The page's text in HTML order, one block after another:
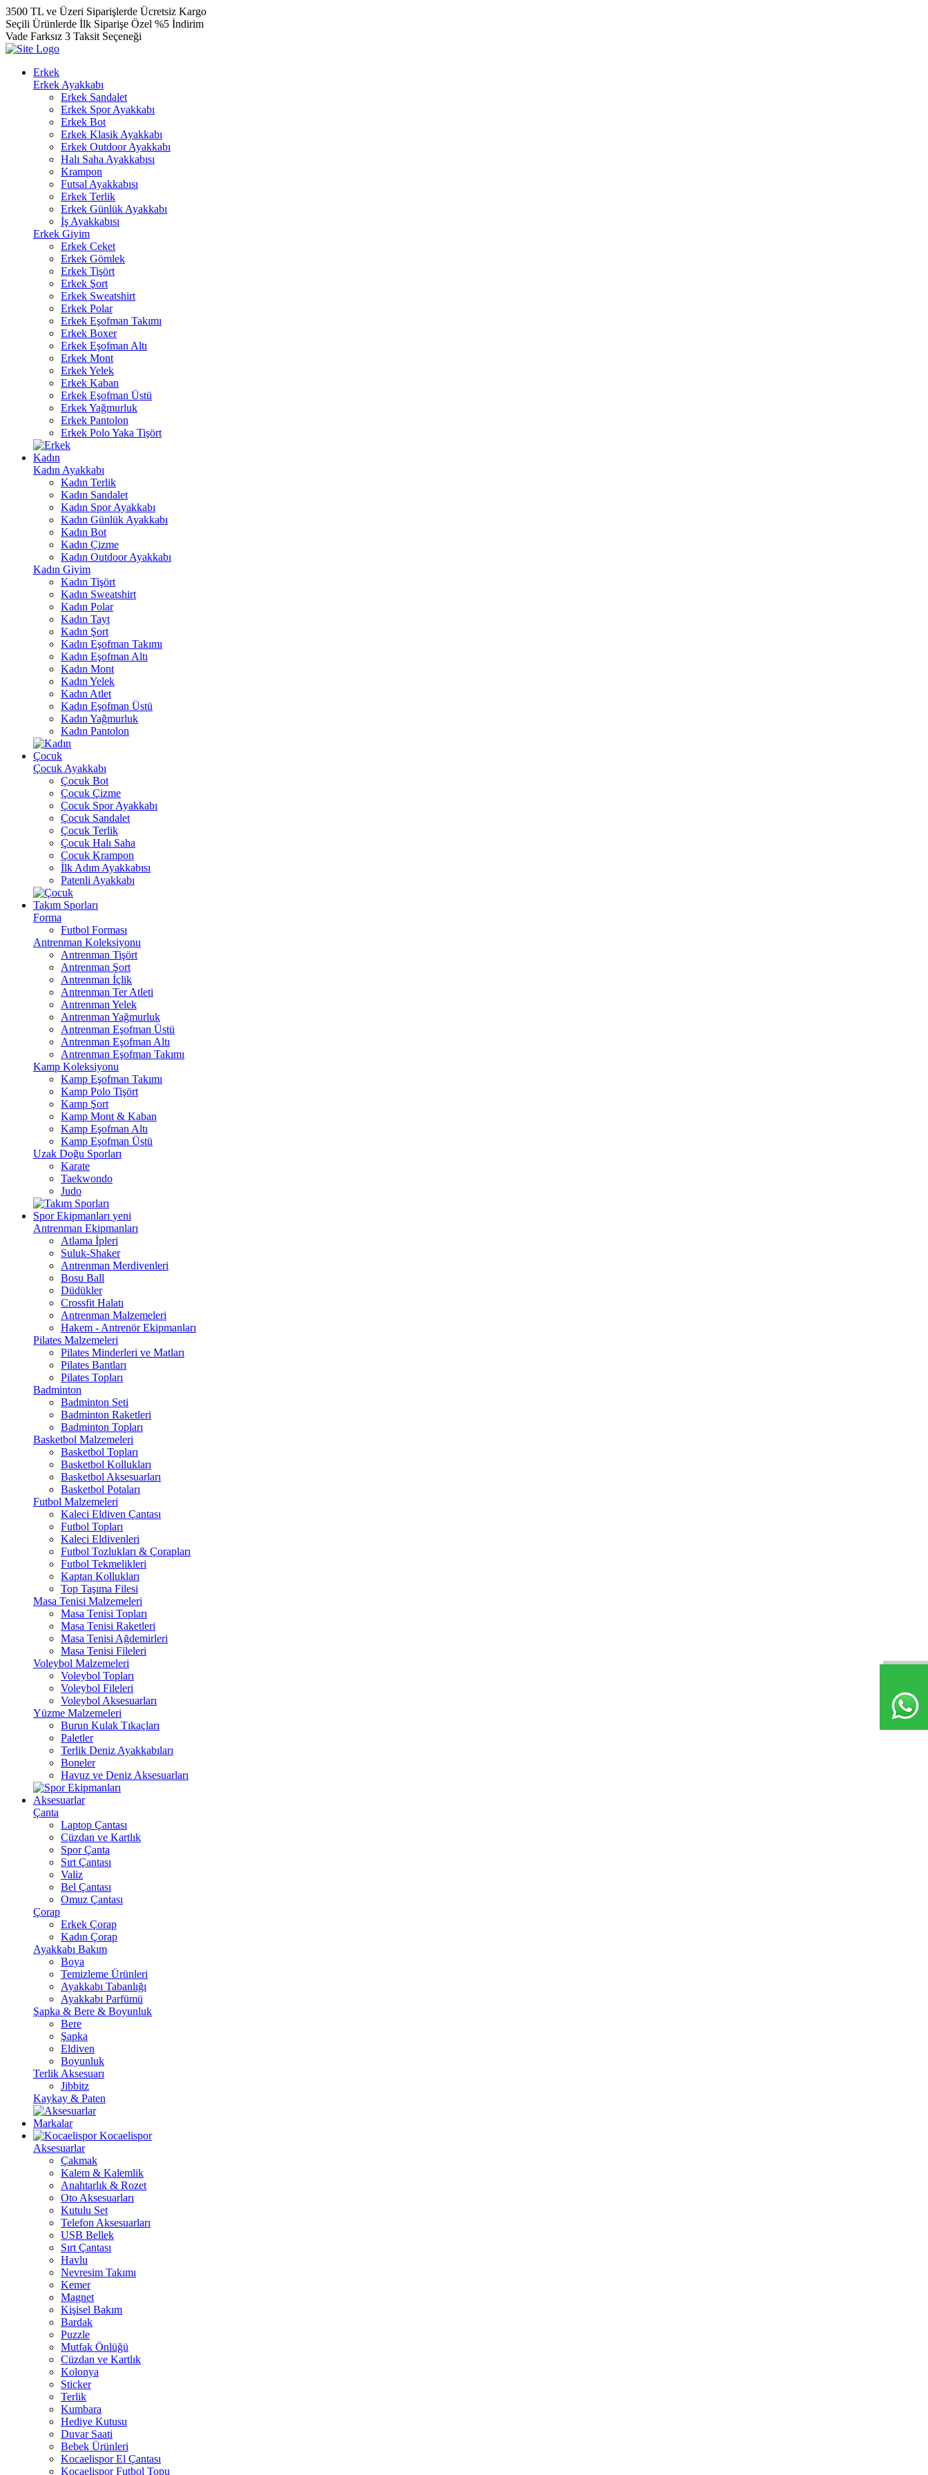
3500 TL ve Üzeri Siparişlerde Ücretsiz Kargo
Seçili Ürünlerde İlk Siparişe Özel %5 İndirim
Vade Farksız 3 Taksit Seçeneği
Erkek
Erkek Ayakkabı
Erkek Sandalet
Erkek Spor Ayakkabı
Erkek Bot
Erkek Klasik Ayakkabı
Erkek Outdoor Ayakkabı
Halı Saha Ayakkabısı
Krampon
Futsal Ayakkabısı
Erkek Terlik
Erkek Günlük Ayakkabı
İş Ayakkabısı
Erkek Giyim
Erkek Ceket
Erkek Gömlek
Erkek Tişört
Erkek Şort
Erkek Sweatshirt
Erkek Polar
Erkek Eşofman Takımı
Erkek Boxer
Erkek Eşofman Altı
Erkek Mont
Erkek Yelek
Erkek Kaban
Erkek Eşofman Üstü
Erkek Yağmurluk
Erkek Pantolon
Erkek Polo Yaka Tişört
Kadın
Kadın Ayakkabı
Kadın Terlik
Kadın Sandalet
Kadın Spor Ayakkabı
Kadın Günlük Ayakkabı
Kadın Bot
Kadın Çizme
Kadın Outdoor Ayakkabı
Kadın Giyim
Kadın Tişört
Kadın Sweatshirt
Kadın Polar
Kadın Tayt
Kadın Şort
Kadın Eşofman Takımı
Kadın Eşofman Altı
Kadın Mont
Kadın Yelek
Kadın Atlet
Kadın Eşofman Üstü
Kadın Yağmurluk
Kadın Pantolon
Çocuk
Çocuk Ayakkabı
Çocuk Bot
Çocuk Çizme
Çocuk Spor Ayakkabı
Çocuk Sandalet
Çocuk Terlik
Çocuk Halı Saha
Çocuk Krampon
İlk Adım Ayakkabısı
Patenli Ayakkabı
Takım Sporları
Forma
Futbol Forması
Antrenman Koleksiyonu
Antrenman Tişört
Antrenman Şort
Antrenman İçlik
Antrenman Ter Atleti
Antrenman Yelek
Antrenman Yağmurluk
Antrenman Eşofman Üstü
Antrenman Eşofman Altı
Antrenman Eşofman Takımı
Kamp Koleksiyonu
Kamp Eşofman Takımı
Kamp Polo Tişört
Kamp Şort
Kamp Mont & Kaban
Kamp Eşofman Altı
Kamp Eşofman Üstü
Uzak Doğu Sporları
Karate
Taekwondo
Judo
Spor Ekipmanları yeni
Antrenman Ekipmanları
Atlama İpleri
Suluk-Shaker
Antrenman Merdivenleri
Bosu Ball
Düdükler
Crossfit Halatı
Antrenman Malzemeleri
Hakem - Antrenör Ekipmanları
Pilates Malzemeleri
Pilates Minderleri ve Matları
Pilates Bantları
Pilates Topları
Badminton
Badminton Seti
Badminton Raketleri
Badminton Topları
Basketbol Malzemeleri
Basketbol Topları
Basketbol Kollukları
Basketbol Aksesuarları
Basketbol Potaları
Futbol Malzemeleri
Kaleci Eldiven Çantası
Futbol Topları
Kaleci Eldivenleri
Futbol Tozlukları & Çorapları
Futbol Tekmelikleri
Kaptan Kollukları
Top Taşıma Filesi
Masa Tenisi Malzemeleri
Masa Tenisi Topları
Masa Tenisi Raketleri
Masa Tenisi Ağdemirleri
Masa Tenisi Fileleri
Voleybol Malzemeleri
Voleybol Topları
Voleybol Fileleri
Voleybol Aksesuarları
Yüzme Malzemeleri
Burun Kulak Tıkaçları
Paletler
Terlik Deniz Ayakkabıları
Boneler
Havuz ve Deniz Aksesuarları
Aksesuarlar
Çanta
Laptop Çantası
Cüzdan ve Kartlık
Spor Çanta
Sırt Çantası
Valiz
Bel Çantası
Omuz Çantası
Çorap
Erkek Çorap
Kadın Çorap
Ayakkabı Bakım
Boya
Temizleme Ürünleri
Ayakkabı Tabanlığı
Ayakkabı Parfümü
Şapka & Bere & Boyunluk
Bere
Şapka
Eldiven
Boyunluk
Terlik Aksesuarı
Jibbitz
Kaykay & Paten
Markalar
Kocaelispor
Aksesuarlar
Çakmak
Kalem & Kalemlik
Anahtarlık & Rozet
Oto Aksesuarları
Kutulu Set
Telefon Aksesuarları
USB Bellek
Sırt Çantası
Havlu
Nevresim Takımı
Kemer
Magnet
Kişisel Bakım
Bardak
Puzzle
Mutfak Önlüğü
Cüzdan ve Kartlık
Kolonya
Sticker
Terlik
Kumbara
Hediye Kutusu
Duvar Saati
Bebek Ürünleri
Kocaelispor El Çantası
Kocaelispor Futbol Topu